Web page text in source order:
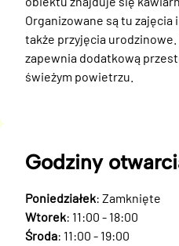
Organizowane są tu zajęcia
także przyjęcia urodzinowe.
zapewnia dodatkową
świeżym powietrzu.
Godziny
Poniedziałek: Zamknięte
Wtorek: 11:00 - 18:00
Środa: 11:00 - 19:00